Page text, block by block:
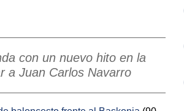
con un nuevo hito en la
a Juan Carlos Navarro